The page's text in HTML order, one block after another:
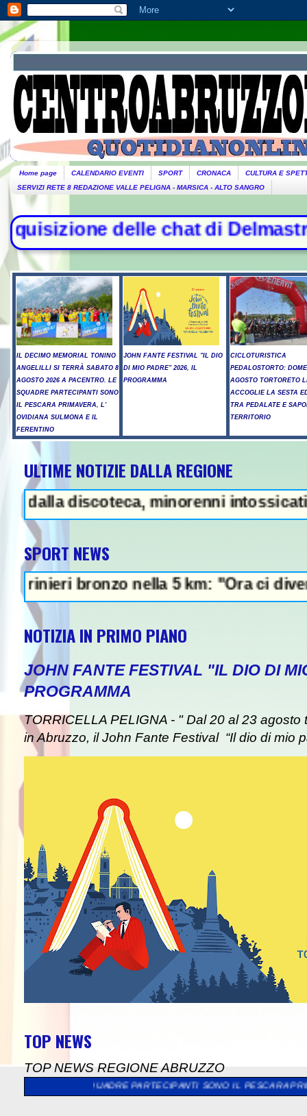
Home page CALENDARIO EVENTI SPORT CRONACA
CULTURA E
SERVIZI RETE 8 REDAZIONE VALLE PELIGNA - MARSICA - ALTO SANGRO
chat di Delmastro.
IL DECIMO MEMORIAL TONINO
ANGELILLI SI TERRÀ SABATO 8
AGOSTO 2026 A PACENTRO. LE
SQUADRE PARTECIPANTI SONO
IL PESCARA PRIMAVERA, L'
OVIDIANA SULMONA E IL
FERENTINO
JOHN FANTE FESTIVAL "IL DIO
DI MIO PADRE" 2026, IL
PROGRAMMA
CICLOTURISTICA
PEDALOSTORTO:
AGOSTO TORTORETO
ACCOGLIE LA SESTA
TRA PEDALATE E
TERRITORIO
ULTIME NOTIZIE DALLA REGIONE
minorenni intossicati a
SPORT NEWS
nella 5 km: "Ora ci divertiamo in
NOTIZIA IN PRIMO PIANO
JOHN FANTE FESTIVAL "IL DIO DI
PROGRAMMA
TORRICELLA PELIGNA - " Dal 20 al 23 agosto
in Abruzzo, il John Fante Festival “Il dio di mio
TOP NEWS
TOP NEWS REGIONE ABRUZZO
PARTECIPANTI SONO IL PESCARA PRIMAVERA, L' OVIDIANA
- Iran: "Raggiunto l'accordo